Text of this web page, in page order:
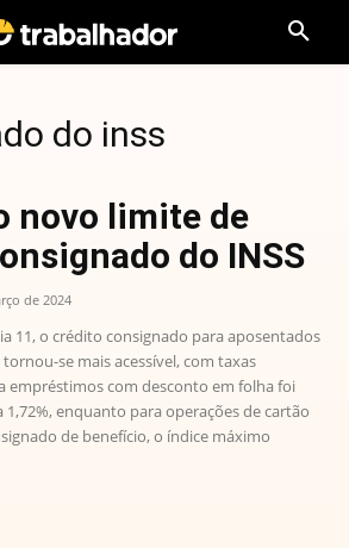
do inss
novo limite de
do INSS
de 2024
11, o crédito consignado para aposentados
tornou-se mais acessível, com taxas
empréstimos com desconto em folha foi
1,72%, enquanto para operações de cartão
de benefício, o índice máximo